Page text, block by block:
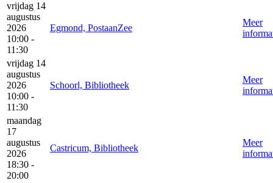
vrijdag 14
augustus
2026
10:00 -
11:30
Egmond, PostaanZee
Meer
vrijdag 14
augustus
2026
10:00 -
11:30
Schoorl, Bibliotheek
Meer
maandag
17
augustus
2026
18:30 -
20:00
Castricum, Bibliotheek
Meer